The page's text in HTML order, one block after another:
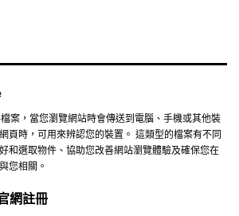
案，當您瀏覽網站時會傳送到電腦、手機或其他裝
頁時，可用來辨認您的裝置。 這類型的檔案有不同
和選取物件、協助您改善網站瀏覽體驗及確保您在
您相關。
網註冊